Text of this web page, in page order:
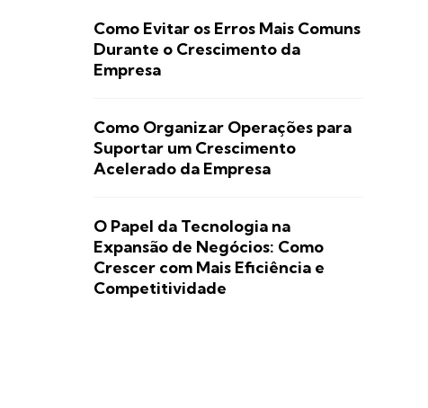
Como Evitar os Erros Mais Comuns
Durante o Crescimento da
Empresa
Como Organizar Operações para
Suportar um Crescimento
Acelerado da Empresa
O Papel da Tecnologia na
Expansão de Negócios: Como
Crescer com Mais Eficiência e
Competitividade